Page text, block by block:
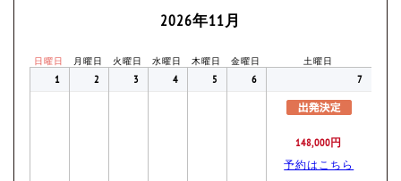
2026年11月
日曜日 月曜日 火曜日 水曜日 木曜日 金曜日 土曜日
1 2 3 4 5 6 7
148,000円
予約はこちら